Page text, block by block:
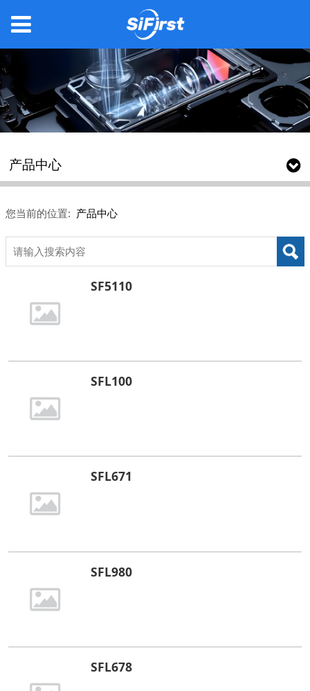
产品中心
您当前的位置: 产品中心
SF5110
SFL100
SFL671
SFL980
SFL678